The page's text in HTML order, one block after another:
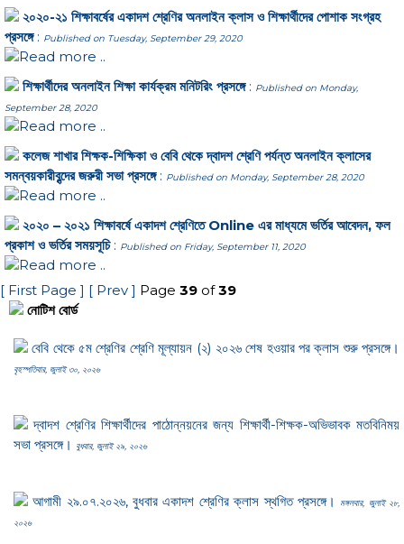
২০২০-২১ শিক্ষাবর্ষের একাদশ শ্রেণির অনলাইন ক্লাস ও শিক্ষার্থীদের পোশাক সংগ্রহ
প্রসঙ্গে: Published on Tuesday, September 29, 2020
Read more ..
শিক্ষার্থীদের অনলাইন শিক্ষা কার্যক্রম মনিটরিং প্রসঙ্গে: Published on Monday,
September 28, 2020
Read more ..
কলেজ শাখার শিক্ষক-শিক্ষিকা ও বেবি থেকে দ্বাদশ শ্রেণি পর্যন্ত অনলাইন ক্লাসের
সমন্বয়কারীবৃন্দের জরুরী সভা প্রসঙ্গে: Published on Monday, September 28, 2020
Read more ..
২০২০ – ২০২১ শিক্ষাবর্ষে একাদশ শ্রেণিতে Online এর মাধ্যমে ভর্তির আবেদন, ফল
প্রকাশ ও ভর্তির সময়সূচি: Published on Friday, September 11, 2020
Read more ..
[ First Page ] [ Prev ] Page 39 of39
নোটিশ বোর্ড
বেবি থেকে ৫ম শ্রেণির শ্রেণি মূল্যায়ন (২) ২০২৬ শেষ হওয়ার পর ক্লাস শুরু প্রসঙ্গে।
বৃহস্পতিবার, জুলাই ৩০, ২০২৬
দ্বাদশ শ্রেণির শিক্ষার্থীদের পাঠোন্নয়নের জন্য শিক্ষার্থী-শিক্ষক-অভিভাবক মতবিনিময়
সভা প্রসঙ্গে।
বুধবার, জুলাই ২৯, ২০২৬
আগামী ২৯.০৭.২০২৬, বুধবার একাদশ শ্রেণির ক্লাস স্থগিত প্রসঙ্গে।
মঙ্গলবার, জুলাই ২৮,
২০২৬